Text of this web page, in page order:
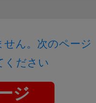
ん。次のページ
ください
ジ